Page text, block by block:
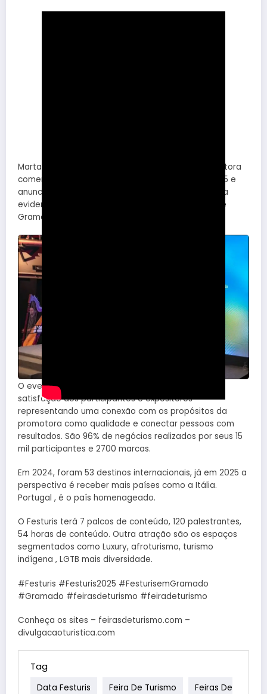
Marta Rossi e Eduardo Zorzanello, sócios da promotora
comentaram as principais atrações da edição 2025 e
anunciaram a criação do Projeto Hortênsia que visa
evidenciar um dos principais símbolos da região de
Gramado e Canela.
O evento da Rossi & Zorzanello alcança 98% de
satisfação dos participantes e expositores
representando uma conexão com os propósitos da
promotora como qualidade e conectar pessoas com
resultados. São 96% de negócios realizados por seus 15
mil participantes e 2700 marcas.
Em 2024, foram 53 destinos internacionais, já em 2025 a
perspectiva é receber mais países como a Itália.
Portugal , é o país homenageado.
O Festuris terá 7 palcos de conteúdo, 120 palestrantes,
54 horas de conteúdo. Outra atração são os espaços
segmentados como Luxury, afroturismo, turismo
indígena , LGTB mais diversidade.
#Festuris #Festuris2025 #FesturisemGramado
#Gramado #feirasdeturismo #feiradeturismo
Conheça os sites – feirasdeturismo.com –
divulgacaoturistica.com
Tag
Data Festuris Feira De Turismo Feiras De